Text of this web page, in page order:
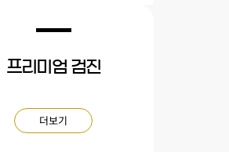
프리미엄 검진
더보기